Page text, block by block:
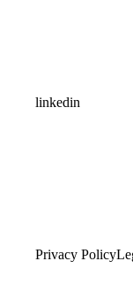
linkedin
Privacy Policy